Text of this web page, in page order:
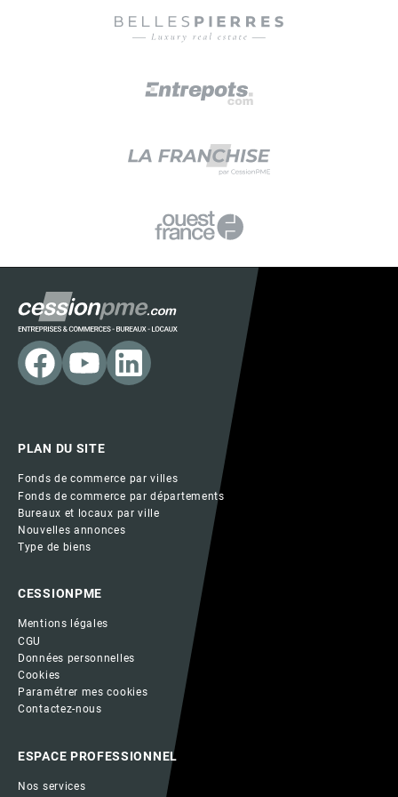
PLAN DU SITE
Fonds de commerce par villes
Fonds de commerce par départements
Bureaux et locaux par ville
Nouvelles annonces
Type de biens
CESSIONPME
Mentions légales
CGU
Données personnelles
Cookies
Paramétrer mes cookies
Contactez-nous
ESPACE PROFESSIONNEL
Nos services